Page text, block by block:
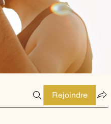
Rejoindre